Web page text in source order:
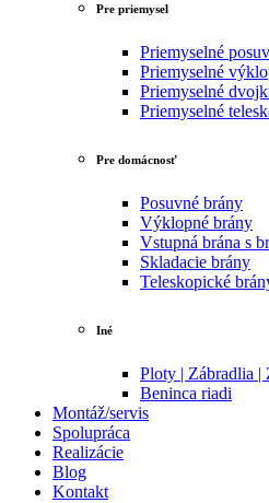
Pre priemysel
Priemyselné
Priemyselné
Priemyselné
Priemyselné
Pre domácnosť
Posuvné brány
Výklopné brány
Vstupná brána s
Skladacie brány
Teleskopické
Iné
Ploty | Zábradlia |
Beninca riadi
Montáž/servis
Spolupráca
Realizácie
Blog
Kontakt